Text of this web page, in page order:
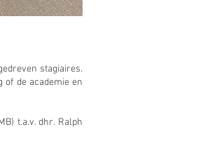
stagiaires.
of de academie en
t.a.v. dhr. Ralph